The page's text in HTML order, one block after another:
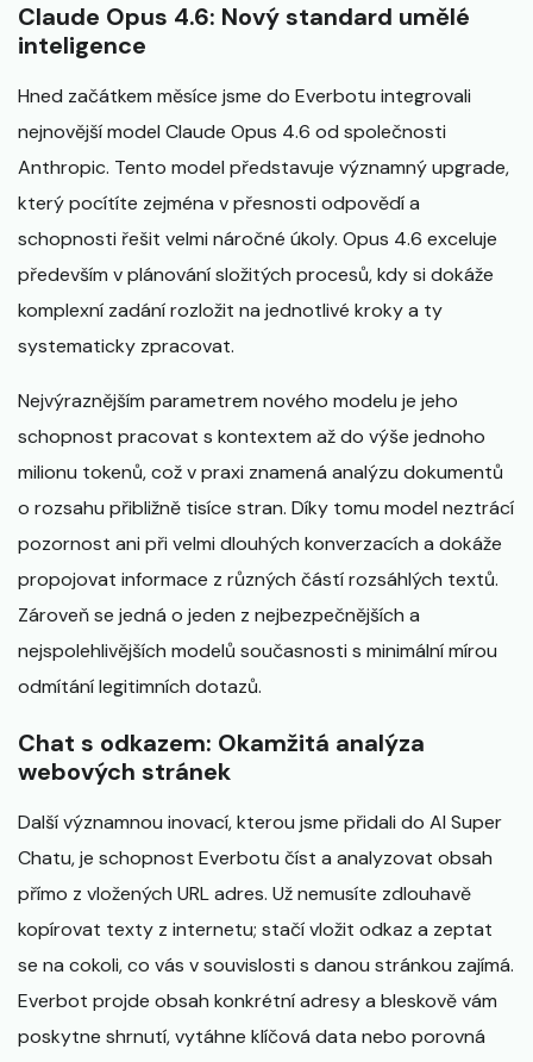
Claude Opus 4.6: Nový standard umělé
inteligence
Hned začátkem měsíce jsme do Everbotu integrovali
nejnovější model Claude Opus 4.6 od společnosti
Anthropic. Tento model představuje významný upgrade,
který pocítíte zejména v přesnosti odpovědí a
schopnosti řešit velmi náročné úkoly. Opus 4.6 exceluje
především v plánování složitých procesů, kdy si dokáže
komplexní zadání rozložit na jednotlivé kroky a ty
systematicky zpracovat.
Nejvýraznějším parametrem nového modelu je jeho
schopnost pracovat s kontextem až do výše jednoho
milionu tokenů, což v praxi znamená analýzu dokumentů
o rozsahu přibližně tisíce stran. Díky tomu model neztrácí
pozornost ani při velmi dlouhých konverzacích a dokáže
propojovat informace z různých částí rozsáhlých textů.
Zároveň se jedná o jeden z nejbezpečnějších a
nejspolehlivějších modelů současnosti s minimální mírou
odmítání legitimních dotazů.
Chat s odkazem: Okamžitá analýza
webových stránek
Další významnou inovací, kterou jsme přidali do AI Super
Chatu, je schopnost Everbotu číst a analyzovat obsah
přímo z vložených URL adres. Už nemusíte zdlouhavě
kopírovat texty z internetu; stačí vložit odkaz a zeptat
se na cokoli, co vás v souvislosti s danou stránkou zajímá.
Everbot projde obsah konkrétní adresy a bleskově vám
poskytne shrnutí, vytáhne klíčová data nebo porovná